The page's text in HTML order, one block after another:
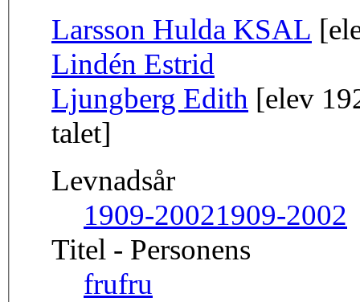
Larsson Hulda KSAL
Lindén Estrid
Ljungberg Edith [elev
talet]
Levnadsår
1909-20021909-2002
Titel - Personens
frufru